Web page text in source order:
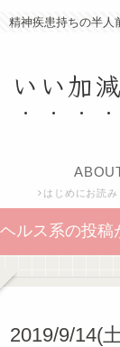
精神疾患持ちの半人
いい加
はじめにお読み
ルス系の投
2019/9/14(